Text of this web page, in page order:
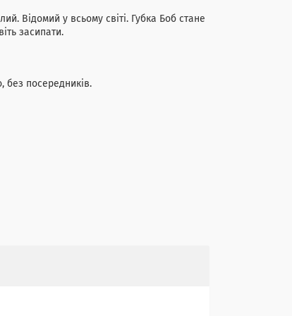
Відомий у всьому світі. Губка Боб стане
засипати.
без посередників.